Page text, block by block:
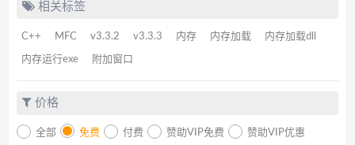
相关标签
C++ MFC v3.3.2 v3.3.3 内存 内存加载 内存加载dll
内存运行exe 附加窗口
价格
全部 免费 付费 赞助VIP免费 赞助VIP优惠